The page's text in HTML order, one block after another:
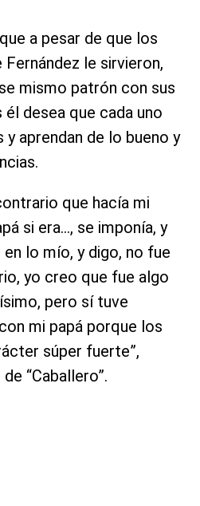
a pesar de que los
le sirvieron,
mismo patrón con sus
desea que cada uno
aprendan de lo bueno y
que hacía mi
si era…, se imponía, y
lo mío, y digo, no fue
yo creo que fue algo
pero sí tuve
mi papá porque los
súper fuerte”,
“Caballero”.